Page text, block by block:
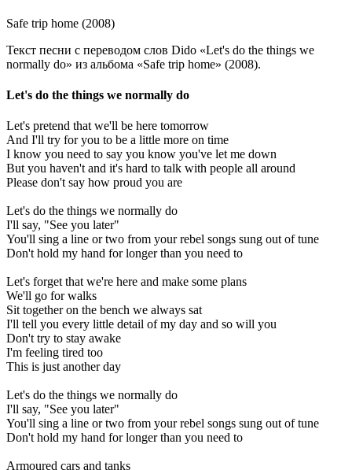
Safe trip home (2008)
Текст песни с переводом слов Dido «Let's do the things we
normally do» из альбома «Safe trip home» (2008).
Let's do the things we normally do
Let's pretend that we'll be here tomorrow
And I'll try for you to be a little more on time
I know you need to say you know you've let me down
But you haven't and it's hard to talk with people all around
Please don't say how proud you are
Let's do the things we normally do
I'll say, "See you later"
You'll sing a line or two from your rebel songs sung out of tune
Don't hold my hand for longer than you need to
Let's forget that we're here and make some plans
We'll go for walks
Sit together on the bench we always sat
I'll tell you every little detail of my day and so will you
Don't try to stay awake
I'm feeling tired too
This is just another day
Let's do the things we normally do
I'll say, "See you later"
You'll sing a line or two from your rebel songs sung out of tune
Don't hold my hand for longer than you need to
Armoured cars and tanks